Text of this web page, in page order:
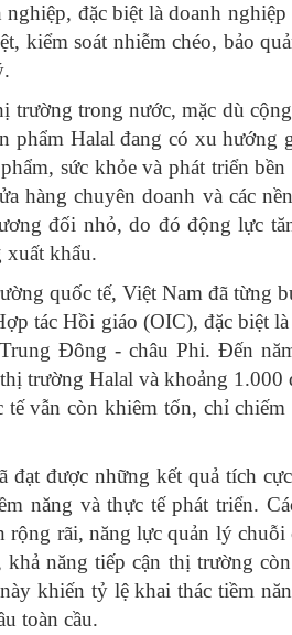
nghiệp, đặc biệt là doanh
kiểm soát nhiễm chéo, bảo
trường trong nước, mặc dù
phẩm Halal đang có xu hướng
sức khỏe và phát triển
hàng chuyên doanh và các
đối nhỏ, do đó động lực
xuất khẩu.
quốc tế, Việt Nam đã từng
tác Hồi giáo (OIC), đặc biệt
Đông - châu Phi. Đến
trường Halal và khoảng
tế vẫn còn khiêm tốn, chỉ
đạt được những kết quả tích
năng và thực tế phát triển.
rộng rãi, năng lực quản lý
khả năng tiếp cận thị trường
khiến tỷ lệ khai thác tiềm
toàn cầu.